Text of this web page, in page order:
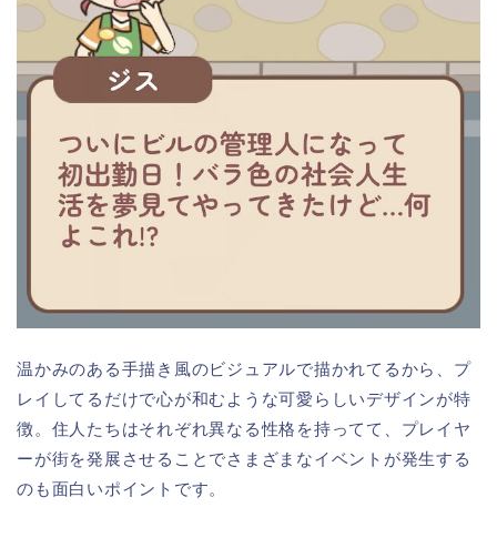
温かみのある手描き風のビジュアルで描かれてるから、プ
レイしてるだけで心が和むような可愛らしいデザインが特
徴。住人たちはそれぞれ異なる性格を持ってて、プレイヤ
ーが街を発展させることでさまざまなイベントが発生する
のも面白いポイントです。